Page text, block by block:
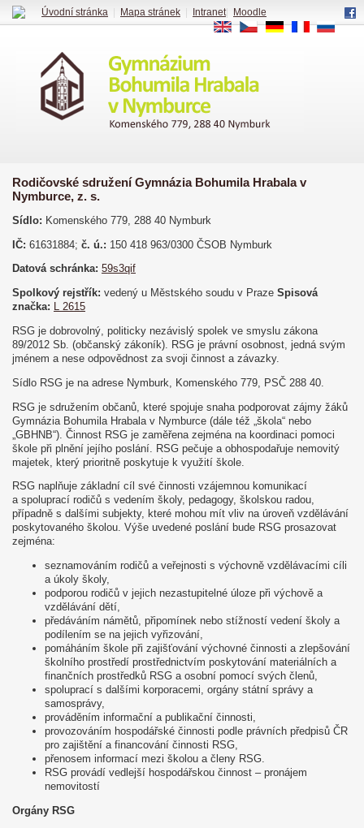
Rodičovské sdružení Gymnázia Bohumila Hrabala v
Nymburce, z. s.
Sídlo: Komenského 779, 288 40 Nymburk
IČ: 61631884; č. ú.: 150 418 963/0300 ČSOB Nymburk
Datová schránka: 59s3qif
Spolkový rejstřík: vedený u Městského soudu v Praze Spisová
značka: L 2615
RSG je dobrovolný, politicky nezávislý spolek ve smyslu zákona
89/2012 Sb. (občanský zákoník). RSG je právní osobnost, jedná svým
jménem a nese odpovědnost za svoji činnost a závazky.
Sídlo RSG je na adrese Nymburk, Komenského 779, PSČ 288 40.
RSG je sdružením občanů, které spojuje snaha podporovat zájmy žáků
Gymnázia Bohumila Hrabala v Nymburce (dále též „škola“ nebo
„GBHNB“). Činnost RSG je zaměřena zejména na koordinaci pomoci
škole při plnění jejího poslání. RSG pečuje a obhospodařuje nemovitý
majetek, který prioritně poskytuje k využití škole.
RSG naplňuje základní cíl své činnosti vzájemnou komunikací
a spoluprací rodičů s vedením školy, pedagogy, školskou radou,
případně s dalšími subjekty, které mohou mít vliv na úroveň vzdělávání
poskytovaného školou. Výše uvedené poslání bude RSG prosazovat
zejména:
seznamováním rodičů a veřejnosti s výchovně vzdělávacími cíli
a úkoly školy,
podporou rodičů v jejich nezastupitelné úloze při výchově a
vzdělávání dětí,
předáváním námětů, připomínek nebo stížností vedení školy a
podílením se na jejich vyřizování,
pomáháním škole při zajišťování výchovné činnosti a zlepšování
školního prostředí prostřednictvím poskytování materiálních a
finančních prostředků RSG a osobní pomocí svých členů,
spoluprací s dalšími korporacemi, orgány státní správy a
samosprávy,
prováděním informační a publikační činnosti,
provozováním hospodářské činnosti podle právních předpisů ČR
pro zajištění a financování činnosti RSG,
přenosem informací mezi školou a členy RSG.
RSG provádí vedlejší hospodářskou činnost – pronájem
nemovitostí
Orgány RSG
Úvodní stránka Mapa stránek Intranet|
Moodle
EN
CS DE FR RU